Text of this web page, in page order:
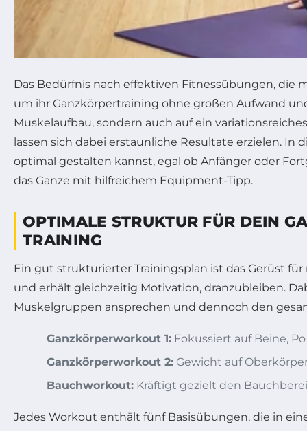
Das Bedürfnis nach effektiven Fitnessübungen,
um ihr Ganzkörpertraining ohne großen Aufwand
Muskelaufbau, sondern auch auf ein
lassen sich dabei erstaunliche Resultate erzielen.
optimal gestalten kannst, egal ob Anfänger oder
das Ganze mit hilfreichem Equipment-Tipp.
OPTIMALE STRUKTUR FÜR DEIN
TRAINING
Ein gut strukturierter Trainingsplan ist das Gerüst
und erhält gleichzeitig Motivation, dranzubleiben.
Muskelgruppen ansprechen und dennoch den
Ganzkörperworkout 1: Fokussiert auf Beine,
Ganzkörperworkout 2: Gewicht auf
Bauchworkout: Kräftigt gezielt den
Jedes Workout enthält fünf Basisübungen, die in